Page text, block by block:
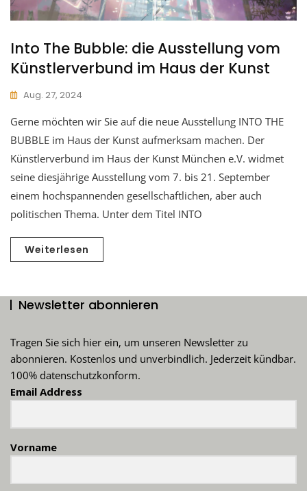
Into The Bubble: die Ausstellung vom
Künstlerverbund im Haus der Kunst
Aug. 27, 2024
Gerne möchten wir Sie auf die neue Ausstellung INTO THE
BUBBLE im Haus der Kunst aufmerksam machen. Der
Künstlerverbund im Haus der Kunst München e.V. widmet
seine diesjährige Ausstellung vom 7. bis 21. September
einem hochspannenden gesellschaftlichen, aber auch
politischen Thema. Unter dem Titel INTO
Weiterlesen
Newsletter abonnieren
Tragen Sie sich hier ein, um unseren Newsletter zu
abonnieren. Kostenlos und unverbindlich. Jederzeit kündbar.
100% datenschutzkonform.
Email Address
Vorname